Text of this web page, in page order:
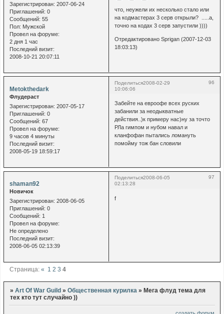
Зарегистрирован: 2007-06-24
Приглашений: 0
Сообщений: 55
Пол: Мужской
Провел на форуме:
2 дня 1 час
Последний визит:
2008-10-21 20:07:11
что, неужели их несколько стало или
на кодмастерах 3 серв открыли? .....а,
точно на кодах 3 серв запустили ))))
Отредактировано Sprigan (2007-12-03
18:03:13)
Поделиться 96
2008-02-29
10:06:06
Metokthedark
Флудераст
Зарегистрирован: 2007-05-17
Приглашений: 0
Сообщений: 67
Провел на форуме:
9 часов 4 минуты
Последний визит:
2008-05-19 18:59:17
Забейте на евроофе всех руских
забанили за неодыкватные
действия..)к примеру нас)ну за точто
РЛа гимпом и нубом навал и
кланфофан пытались ломануть
помойму тож бан словили
Поделиться 97
2008-06-05
02:13:28
shaman92
Новичок
Зарегистрирован: 2008-06-05
Приглашений: 0
Сообщений: 1
Провел на форуме:
Не определено
Последний визит:
2008-06-05 02:13:39
f
Страница: « 1 2 3 4
» Art Of War Guild » Общественная курилка » Мега флуд тема для
тех кто тут случайно ))